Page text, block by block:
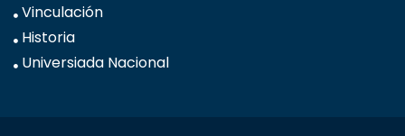
Vinculación
Historia
Universiada Nacional